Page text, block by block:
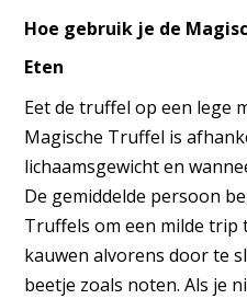
Hoe gebruik je de
Eten
Eet de truffel op een lege
Magische Truffel is
lichaamsgewicht en
De gemiddelde persoon
Truffels om een milde trip
kauwen alvorens door te
beetje zoals noten. Als je